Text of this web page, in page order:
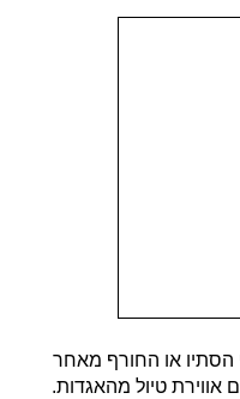
הסתיו או החורף מאחר
אווירת טיול מהאגדות.